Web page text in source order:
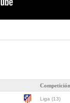
Competición
Liga (13)